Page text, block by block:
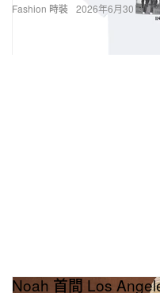
Fashion 時裝 2026年6月30日
Noah 首間 Los